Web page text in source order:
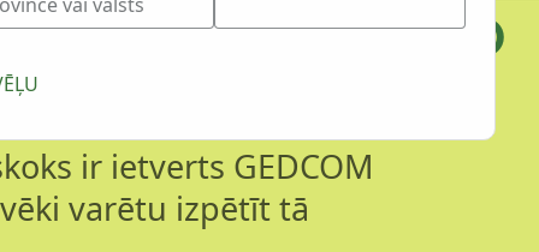
ietverto
ir ietverts GEDCOM
varētu izpētīt tā